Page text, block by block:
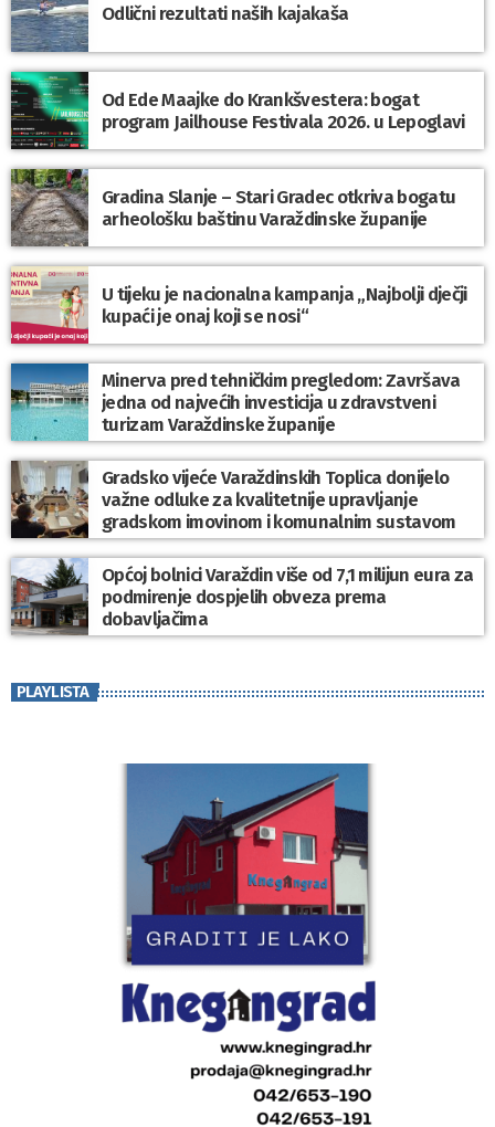
Odlični rezultati naših kajakaša
Od Ede Maajke do Krankšvestera: bogat
program Jailhouse Festivala 2026. u Lepoglavi
Gradina Slanje – Stari Gradec otkriva bogatu
arheološku baštinu Varaždinske županije
U tijeku je nacionalna kampanja „Najbolji dječji
kupaći je onaj koji se nosi“
Minerva pred tehničkim pregledom: Završava
jedna od najvećih investicija u zdravstveni
turizam Varaždinske županije
Gradsko vijeće Varaždinskih Toplica donijelo
važne odluke za kvalitetnije upravljanje
gradskom imovinom i komunalnim sustavom
Općoj bolnici Varaždin više od 7,1 milijun eura za
podmirenje dospjelih obveza prema
dobavljačima
PLAYLISTA